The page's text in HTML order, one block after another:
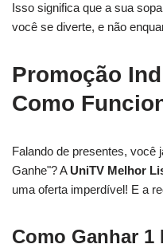
Isso significa que a sua
você se diverte, e não
Promoção
Como
Falando de presentes, você
Ganhe"? A UniTV Melhor
uma oferta imperdível! E a
Como Ganhar 1